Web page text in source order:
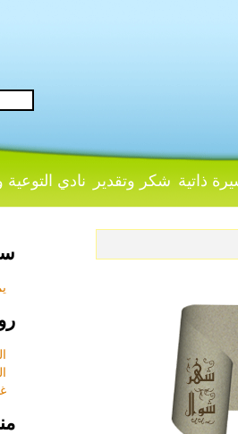
شكر وتقدير نادي التوعية